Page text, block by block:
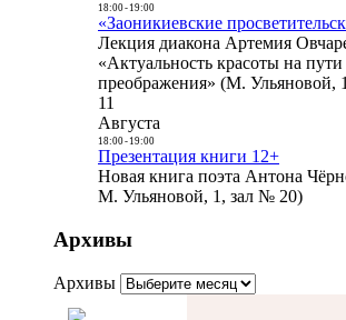
18:00- 19:00
«Заоникиевские
Лекция диакона Артемия
«Актуальность красоты на
преображения» (М. Ульяновой,
11
Августа
18:00- 19:00
Презентация книги 12+
Новая книга поэта Антона
М. Ульяновой, 1, зал № 20)
Архивы
Архивы